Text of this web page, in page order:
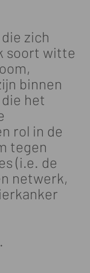
zich
soort witte
binnen
het
rol in de
tegen
(i.e. de
netwerk,